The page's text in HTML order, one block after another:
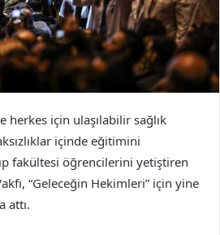
herkes için ulaşılabilir sağlık
içinde eğitimini
fakültesi öğrencilerini yetiştiren
“Geleceğin Hekimleri” için yine
attı.